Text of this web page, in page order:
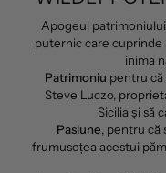
Apogeul
puternic care cuprinde
inima
Patrimoniu pentru
Steve Luczo,
Sicilia și să
Pasiune, pentru că
frumusețea acestui